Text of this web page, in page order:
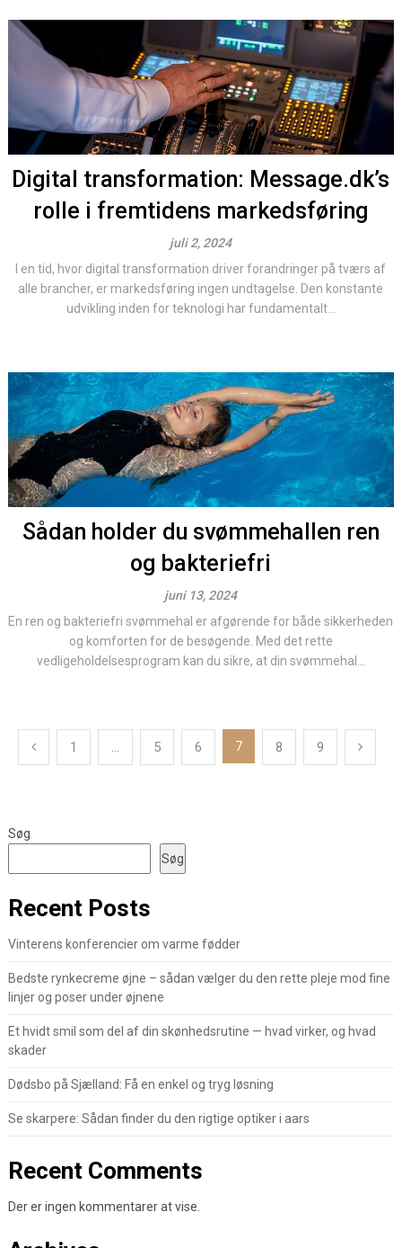
Digital transformation: Message.dk’s
rolle i fremtidens markedsføring
juli 2, 2024
I en tid, hvor digital transformation driver forandringer på tværs af
alle brancher, er markedsføring ingen undtagelse. Den konstante
udvikling inden for teknologi har fundamentalt...
Sådan holder du svømmehallen ren
og bakteriefri
juni 13, 2024
En ren og bakteriefri svømmehal er afgørende for både sikkerheden
og komforten for de besøgende. Med det rette
vedligeholdelsesprogram kan du sikre, at din svømmehal...
Indlægsinddeling
1 … 5 6 7 8 9
Søg
Søg
Recent Posts
Vinterens konferencier om varme fødder
Bedste rynkecreme øjne – sådan vælger du den rette pleje mod fine
linjer og poser under øjnene
Et hvidt smil som del af din skønhedsrutine — hvad virker, og hvad
skader
Dødsbo på Sjælland: Få en enkel og tryg løsning
Se skarpere: Sådan finder du den rigtige optiker i aars
Recent Comments
Der er ingen kommentarer at vise.